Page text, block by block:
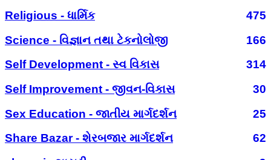
Religious - ધાર્મિક
475
Science - વિજ્ઞાન તથા ટેકનોલોજી
166
Self Development - સ્વ વિકાસ
314
Self Improvement - જીવન-વિકાસ
30
Sex Education - જાતીય માર્ગદર્શન
25
Share Bazar - શેરબજાર માર્ગદર્શન
62